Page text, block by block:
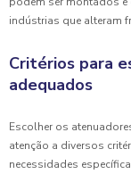
indústrias que alteram
Critérios para
adequados
Escolher os
atenção a diversos
necessidades